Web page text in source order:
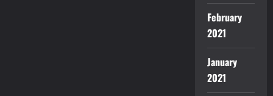
February
2021
January
2021